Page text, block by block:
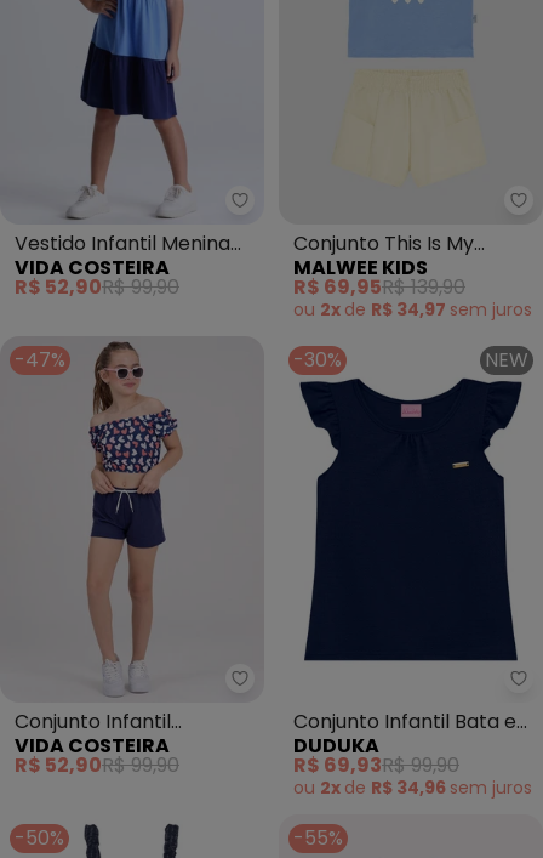
Vida Costeira - Vestido Infantil
Vestido Infantil Menina
com Camadas (Azul)
VIDA COSTEIRA
R$ 52,90R$ 99,90
Conjunto This Is My
Moment To Shine (Azul)
MALWEE KIDS
R$ 69,95R$ 139,90
ou 2x de R$ 34,97 sem juros
-47%
Vida Costeira - Conjunto
Conjunto Infantil
Sublimado Corações
(Azul)
VIDA COSTEIRA
R$ 52,90R$ 99,90
-30% NEW
Conjunto Infantil Bata e
Short (Azul )
DUDUKA
R$ 69,93R$ 99,90
ou 2x de R$ 34,96 sem juros
-50% -55%